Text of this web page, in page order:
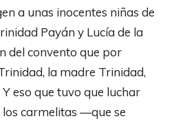
a unas inocentes niñas de
Payán y Lucía de la
del convento que por
la madre Trinidad,
eso que tuvo que luchar
carmelitas —que se